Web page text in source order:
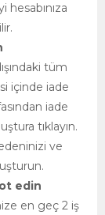
hesabınıza
tüm
içinde iade
iade
tıklayın.
ve
edin
en geç 2 iş